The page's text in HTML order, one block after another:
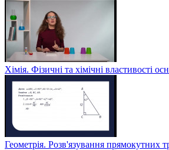
Хімія. Фізичні та хімічні властивості
Геометрія. Розв'язування прямокутних